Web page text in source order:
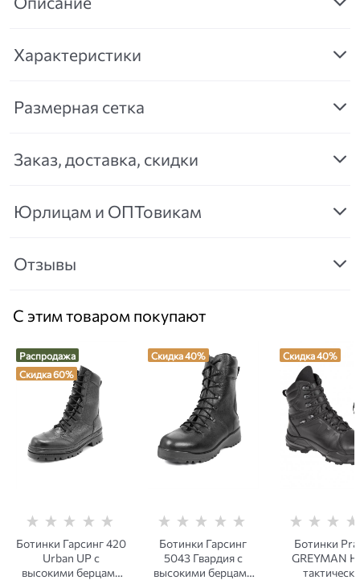
Характеристики
Размерная сетка
Заказ, доставка, скидки
Юрлицам и ОПТовикам
Отзывы
С этим товаром покупают
Распродажа
Скидка 60%
Ботинки Гарсинг 420
Urban UP с
высокими берцами
Скидка 40%
Ботинки Гарсинг
5043 Гвардия с
высокими берцами
Скидка 40%
Ботинки
GREYMAN